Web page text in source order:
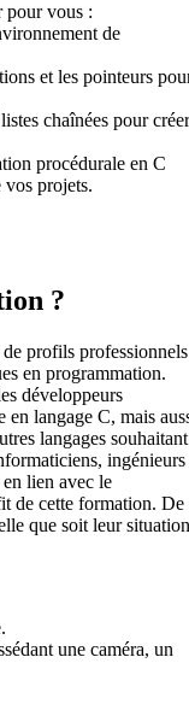
pour vous :
de
et les pointeurs
chaînées pour créer
procédurale en C
projets.
?
de profils professionnels
en programmation.
développeurs
en langage C, mais
langages souhaitant
ingénieurs
lien avec le
de cette formation. De
que soit leur
une caméra, un